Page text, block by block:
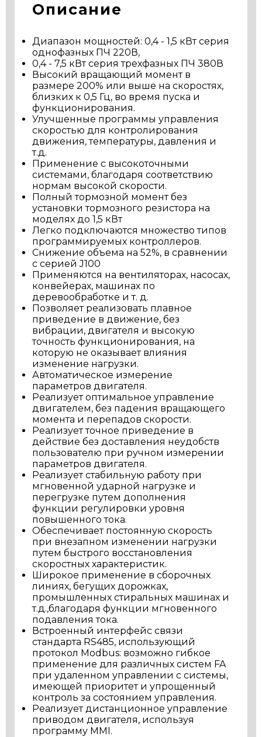
Описание
Диапазон мощностей: 0,4 - 1,5 кВт серия
однофазных ПЧ 220В,
0,4 - 7,5 кВт серия трехфазных ПЧ 380В
Высокий вращающий момент в
размере 200% или выше на скоростях,
близких к 0,5 Гц, во время пуска и
функционирования.
Улучшенные программы управления
скоростью для контролирования
движения, температуры, давления и
т.д.
Применение с высокоточными
системами, благодаря соответствию
нормам высокой скорости.
Полный тормозной момент без
установки тормозного резистора на
моделях до 1,5 кВт
Легко подключаются множество типов
программируемых контроллеров.
Снижение объема на 52%, в сравнении
с серией J100
Применяются на вентиляторах, насосах,
конвейерах, машинах по
деревообработке и т. д.
Позволяет реализовать плавное
приведение в движение, без
вибрации, двигателя и высокую
точность функционирования, на
которую не оказывает влияния
изменение нагрузки.
Автоматическое измерение
параметров двигателя.
Реализует оптимальное управление
двигателем, без падения вращающего
момента и перепадов скорости.
Реализует точное приведение в
действие без доставления неудобств
пользователю при ручном измерении
параметров двигателя.
Реализует стабильную работу при
мгновенной ударной нагрузке и
перегрузке путем дополнения
функции регулировки уровня
повышенного тока.
Обеспечивает постоянную скорость
при внезапном изменении нагрузки
путем быстрого восстановления
скоростных характеристик.
Широкое применение в сборочных
линиях, бегущих дорожках,
промышленных стиральных машинах и
т.д.,благодаря функции мгновенного
подавления тока.
Встроенный интерфейс связи
стандарта RS485, использующий
протокол Modbus: возможно гибкое
применение для различных систем FA
при удаленном управлении с системы,
имеющей приоритет и упрощенный
контроль за состоянием управления.
Реализует дистанционное управление
приводом двигателя, используя
программу MMI.